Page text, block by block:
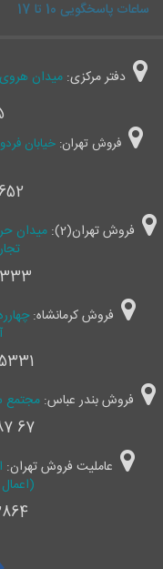
ساعات پاسخگویی 10 تا 17
دفتر مرکزی:
فروش تهران: خیابان
فروش تهران(2):
میدان
فروش کرمانشاه:
فروش بندر عباس: مجتمع
67
عاملیت فروش تهران: